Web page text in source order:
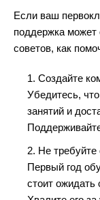
Если ваш
поддержка может
советов, как
1. Создайте
Убедитесь,
занятий и
2. Не требуйте
Первый год
стоит ожидать